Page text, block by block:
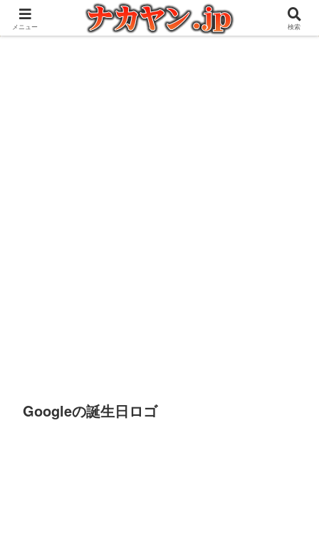
アウトドアとガジェット好きな管理人の愉快な日々を綴るブログ
Googleの誕生日ロゴ
メニュー 検索